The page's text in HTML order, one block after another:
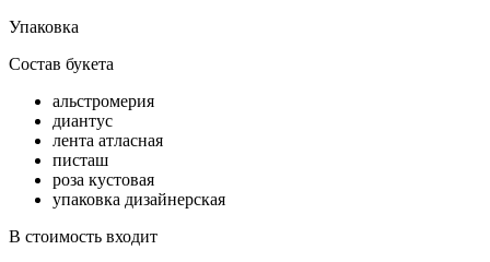
Упаковка
Состав букета
альстромерия
диантус
лента атласная
писташ
роза кустовая
упаковка дизайнерская
В стоимость входит